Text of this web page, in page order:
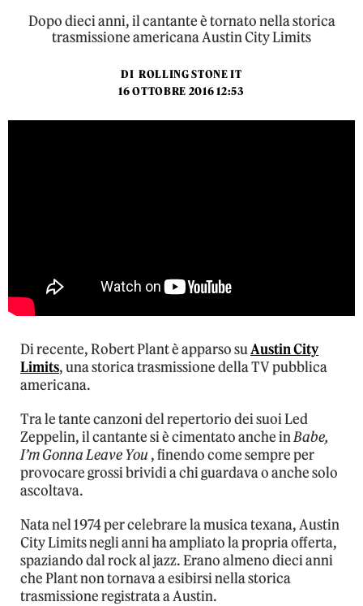
Dopo dieci anni, il cantante è tornato nella storica
trasmissione americana Austin City Limits
DI ROLLING STONE IT
16 OTTOBRE 2016 12:53
Di recente, Robert Plant è apparso suAustin City
Limits, una storica trasmissione della TV pubblica
americana.
Tra le tante canzoni del repertorio dei suoi Led
Zeppelin, il cantante si è cimentato anche inBabe,
I’m Gonna Leave You , finendo come sempre per
provocare grossi brividi a chi guardava o anche solo
ascoltava.
Nata nel 1974 per celebrare la musica texana, Austin
City Limits negli anni ha ampliato la propria offerta,
spaziando dal rock al jazz. Erano almeno dieci anni
che Plant non tornava a esibirsi nella storica
trasmissione registrata a Austin.